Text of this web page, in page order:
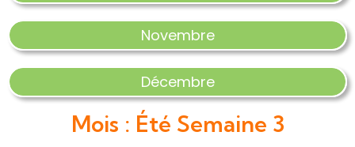
Novembre
Décembre
Mois : Été Semaine 3